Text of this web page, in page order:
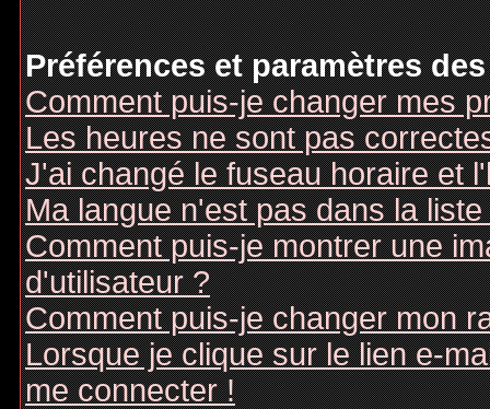
Préférences et paramètres
Comment puis-je changer mes
Les heures ne sont pas
J'ai changé le fuseau horaire et
Ma langue n'est pas dans la liste
Comment puis-je montrer une
d'utilisateur ?
Comment puis-je changer mon
Lorsque je clique sur le lien e-
me connecter !